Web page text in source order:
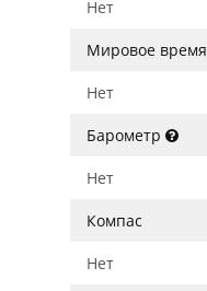
Нет
Мировое время
Нет
Барометр
Нет
Компас
Нет